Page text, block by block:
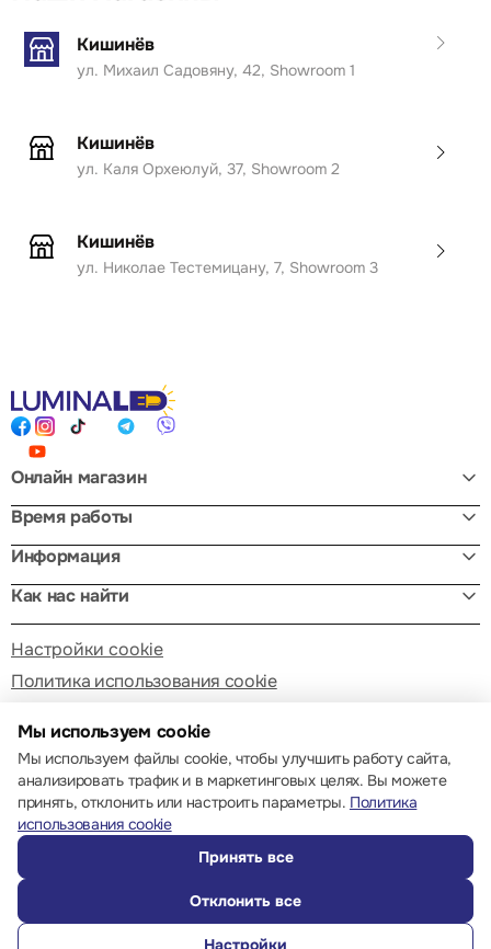
Кишинёв
ул. Михаил Садовяну, 42, Showroom 1
Кишинёв
ул. Каля Орхеюлуй, 37, Showroom 2
Кишинёв
ул. Николае Тестемицану, 7, Showroom 3
Онлайн магазин
Время работы
Информация
Как нас найти
Настройки cookie
Политика использования cookie
© 2013 – 2026 ECOM
Мы используем cookie
Мы используем файлы cookie, чтобы улучшить работу сайта,
анализировать трафик и в маркетинговых целях. Вы можете
принять, отклонить или настроить параметры. Политика
использования cookie
Принять все
Отклонить все
Настройки